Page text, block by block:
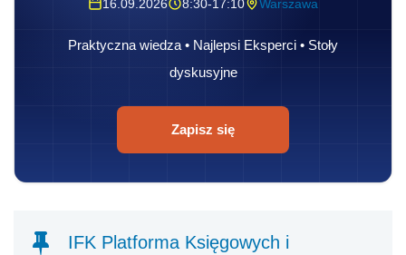
16.09.2026 8:30-17:10 Warszawa
Praktyczna wiedza • Najlepsi Eksperci • Stoły
dyskusyjne
Zapisz się
IFK Platforma Księgowych i